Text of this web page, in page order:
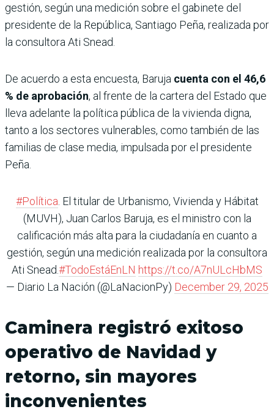
gestión, según una medición sobre el gabinete del
presidente de la República, Santiago Peña, realizada por
la consultora Ati Snead.
De acuerdo a esta encuesta, Baruja cuenta con el 46,6
% de aprobación, al frente de la cartera del Estado que
lleva adelante la política pública de la vivienda digna,
tanto a los sectores vulnerables, como también de las
familias de clase media, impulsada por el presidente
Peña.
#Política . El titular de Urbanismo, Vivienda y Hábitat
(MUVH), Juan Carlos Baruja, es el ministro con la
calificación más alta para la ciudadanía en cuanto a
gestión, según una medición realizada por la consultora
Ati Snead.#TodoEstáEnLN https://t.co/A7nULcHbMS
— Diario La Nación (@LaNacionPy) December 29, 2025
Caminera registró exitoso
operativo de Navidad y
retorno, sin mayores
inconvenientes